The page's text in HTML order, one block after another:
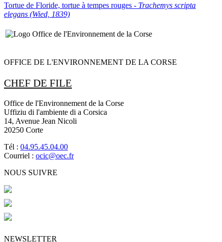
Tortue de Floride, tortue à tempes rouges - Trachemys scripta
elegans (Wied, 1839)
OFFICE DE L'ENVIRONNEMENT DE LA CORSE
CHEF DE FILE
Office de l'Environnement de la Corse
Uffiziu di l'ambiente di a Corsica
14, Avenue Jean Nicoli
20250 Corte
Tél : 04.95.45.04.00
Courriel : ocic@oec.fr
NOUS SUIVRE
NEWSLETTER